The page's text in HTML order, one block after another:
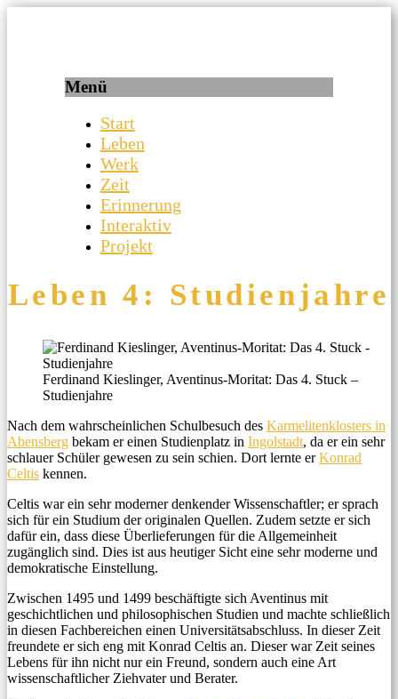
Menü
Start
Leben
Werk
Zeit
Erinnerung
Interaktiv
Projekt
Leben 4: Studienjahre
Ferdinand Kieslinger, Aventinus-Moritat: Das 4. Stuck –
Studienjahre
Nach dem wahrscheinlichen Schulbesuch des Karmelitenklosters in
Abensberg bekam er einen Studienplatz in Ingolstadt, da er ein sehr
schlauer Schüler gewesen zu sein schien. Dort lernte erKonrad
Celtis kennen.
Celtis war ein sehr moderner denkender Wissenschaftler; er sprach
sich für ein Studium der originalen Quellen. Zudem setzte er sich
dafür ein, dass diese Überlieferungen für die Allgemeinheit
zugänglich sind. Dies ist aus heutiger Sicht eine sehr moderne und
demokratische Einstellung.
Zwischen 1495 und 1499 beschäftigte sich Aventinus mit
geschichtlichen und philosophischen Studien und machte schließlich
in diesen Fachbereichen einen Universitätsabschluss. In dieser Zeit
freundete er sich eng mit Konrad Celtis an. Dieser war Zeit seines
Lebens für ihn nicht nur ein Freund, sondern auch eine Art
wissenschaftlicher Ziehvater und Berater.